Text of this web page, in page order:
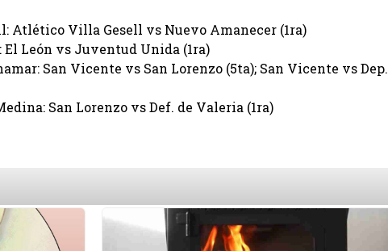
Atlético Villa Gesell vs Nuevo Amanecer (1ra)
El León vs Juventud Unida (1ra)
San Vicente vs San Lorenzo (5ta); San Vicente vs Dep.
San Lorenzo vs Def. de Valeria (1ra)